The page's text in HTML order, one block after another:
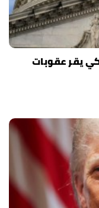
الأمريكي يقر عقوبات